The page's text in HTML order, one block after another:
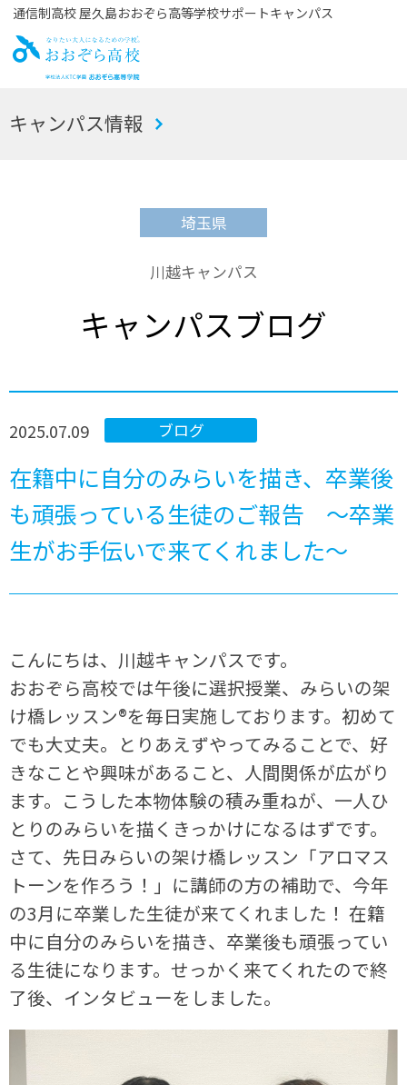
通信制高校 屋久島おおぞら高等学校サポートキャンパス
お
キャンパス情報
埼玉県
川越キャンパス
キャンパスブログ
ブログ
2025.07.09
在籍中に自分のみらいを描き、卒業後
も頑張っている生徒のご報告 ～卒業
生がお手伝いで来てくれました～
こんにちは、川越キャンパスです。
おおぞら高校では午後に選択授業、みらいの架
け橋レッスン®を毎日実施しております。初めて
でも大丈夫。とりあえずやってみることで、好
きなことや興味があること、人間関係が広がり
ます。こうした本物体験の積み重ねが、一人ひ
とりのみらいを描くきっかけになるはずです。
さて、先日みらいの架け橋レッスン「アロマス
トーンを作ろう！」に講師の方の補助で、今年
の3月に卒業した生徒が来てくれました！ 在籍
中に自分のみらいを描き、卒業後も頑張ってい
る生徒になります。せっかく来てくれたので終
了後、インタビューをしました。